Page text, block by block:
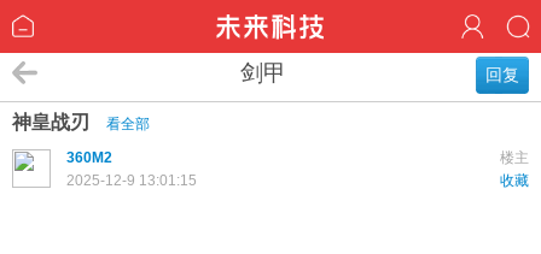
回复
剑甲
神皇战刃
看全部
楼主
360M2
收藏
2025-12-9 13:01:15